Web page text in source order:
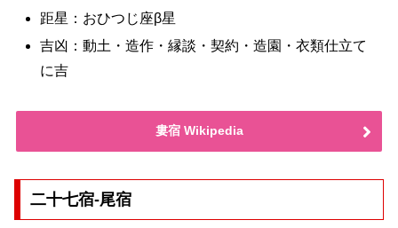
距星：おひつじ座β星
吉凶：動土・造作・縁談・契約・造園・衣類仕立て
に吉
婁宿 Wikipedia
二十七宿-尾宿